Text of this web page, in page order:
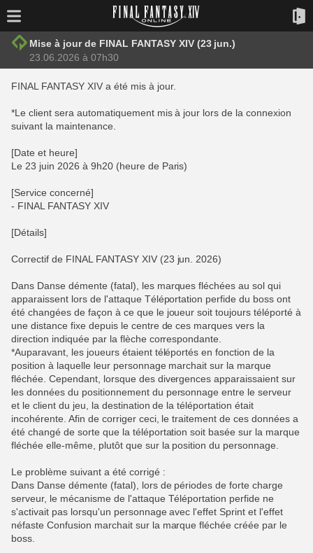
Mise à jour de FINAL FANTASY XIV (23 jun.)
23.06.2026 à 07h30
FINAL FANTASY XIV a été mis à jour.
*Le client sera automatiquement mis à jour lors de la connexion
suivant la maintenance.
[Date et heure]
Le 23 juin 2026 à 9h20 (heure de Paris)
[Service concerné]
- FINAL FANTASY XIV
[Détails]
Correctif de FINAL FANTASY XIV (23 jun. 2026)
Dans Danse démente (fatal), les marques fléchées au sol qui
apparaissent lors de l'attaque Téléportation perfide du boss ont
été changées de façon à ce que le joueur soit toujours téléporté à
une distance fixe depuis le centre de ces marques vers la
direction indiquée par la flèche correspondante.
*Auparavant, les joueurs étaient téléportés en fonction de la
position à laquelle leur personnage marchait sur la marque
fléchée. Cependant, lorsque des divergences apparaissaient sur
les données du positionnement du personnage entre le serveur
et le client du jeu, la destination de la téléportation était
incohérente. Afin de corriger ceci, le traitement de ces données a
été changé de sorte que la téléportation soit basée sur la marque
fléchée elle-même, plutôt que sur la position du personnage.
Le problème suivant a été corrigé :
Dans Danse démente (fatal), lors de périodes de forte charge
serveur, le mécanisme de l'attaque Téléportation perfide ne
s'activait pas lorsqu'un personnage avec l'effet Sprint et l'effet
néfaste Confusion marchait sur la marque fléchée créée par le
boss.